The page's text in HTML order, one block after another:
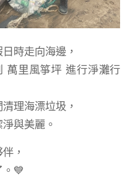
時走向海邊，
萬里風箏坪 進行淨灘行
理海漂垃圾，
與美麗。
，
💙